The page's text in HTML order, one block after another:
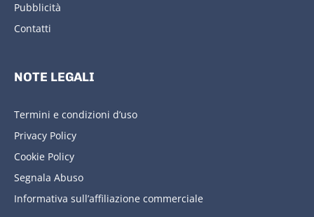
Pubblicità
Contatti
NOTE LEGALI
Termini e condizioni d’uso
Privacy Policy
Cookie Policy
Segnala Abuso
Informativa sull’affiliazione commerciale